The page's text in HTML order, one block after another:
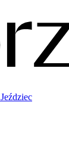
Jeździec